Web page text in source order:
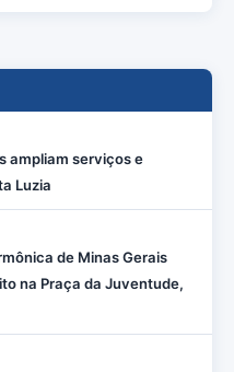
ampliam serviços e
Luzia
de Minas Gerais
na Praça da Juventude,